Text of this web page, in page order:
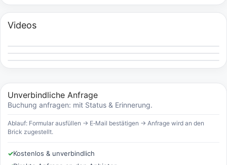
Videos
Unverbindliche Anfrage
Buchung anfragen: mit Status & Erinnerung.
Ablauf: Formular ausfüllen → E‑Mail bestätigen → Anfrage wird an den
Brick zugestellt.
✓Kostenlos & unverbindlich